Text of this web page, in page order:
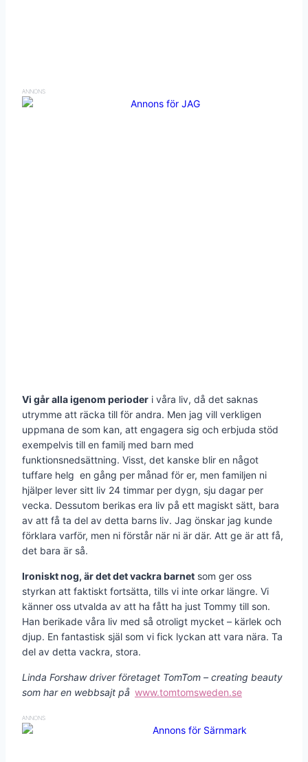
ANNONS
Vi går alla igenom perioder i våra liv, då det saknas
utrymme att räcka till för andra. Men jag vill verkligen
uppmana de som kan, att engagera sig och erbjuda stöd
exempelvis till en familj med barn med
funktionsnedsättning. Visst, det kanske blir en något
tuffare helg en gång per månad för er, men familjen ni
hjälper lever sitt liv 24 timmar per dygn, sju dagar per
vecka. Dessutom berikas era liv på ett magiskt sätt, bara
av att få ta del av detta barns liv. Jag önskar jag kunde
förklara varför, men ni förstår när ni är där. Att ge är att få,
det bara är så.
Ironiskt nog, är det det vackra barnet som ger oss
styrkan att faktiskt fortsätta, tills vi inte orkar längre. Vi
känner oss utvalda av att ha fått ha just Tommy till son.
Han berikade våra liv med så otroligt mycket – kärlek och
djup. En fantastisk själ som vi fick lyckan att vara nära. Ta
del av detta vackra, stora.
Linda Forshaw driver företaget TomTom – creating beauty
som har en webbsajt på www.tomtomsweden.se
ANNONS